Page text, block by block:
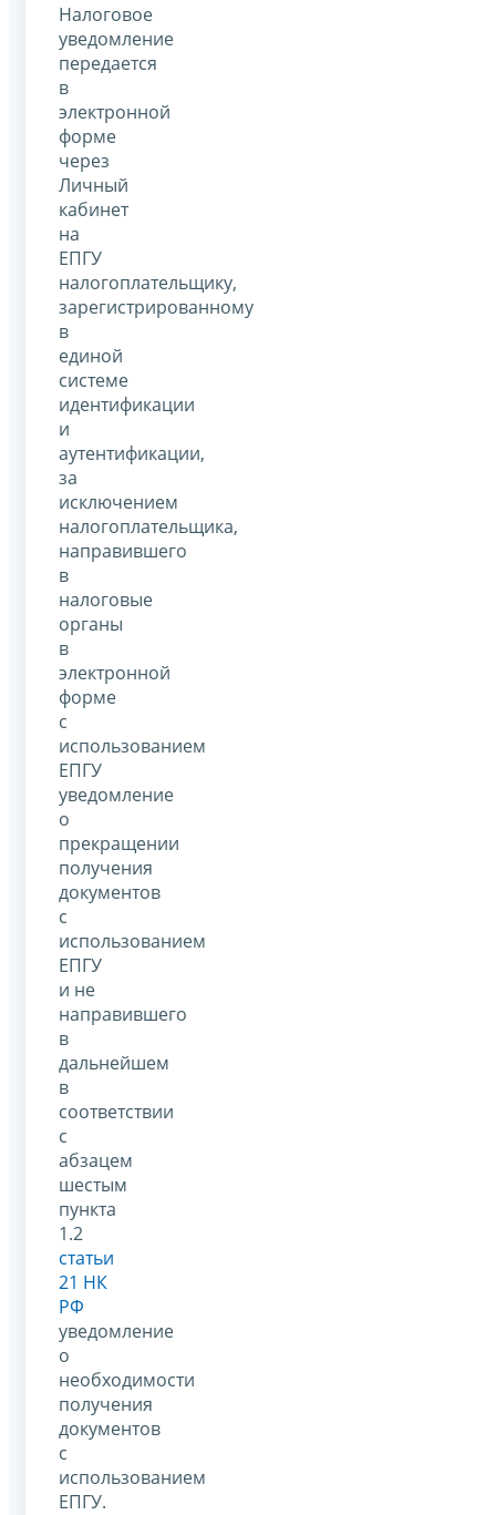
Налоговое
уведомление
передается
в
электронной
форме
через
Личный
кабинет
на
ЕПГУ
налогоплательщику,
зарегистрированному
в
единой
системе
идентификации
и
аутентификации,
за
исключением
налогоплательщика,
направившего
в
налоговые
органы
в
электронной
форме
с
использованием
ЕПГУ
уведомление
о
прекращении
получения
документов
с
использованием
ЕПГУ
и не
направившего
в
дальнейшем
в
соответствии
с
абзацем
шестым
пункта
1.2
статьи
21 НК
РФ
уведомление
о
необходимости
получения
документов
с
использованием
ЕПГУ.